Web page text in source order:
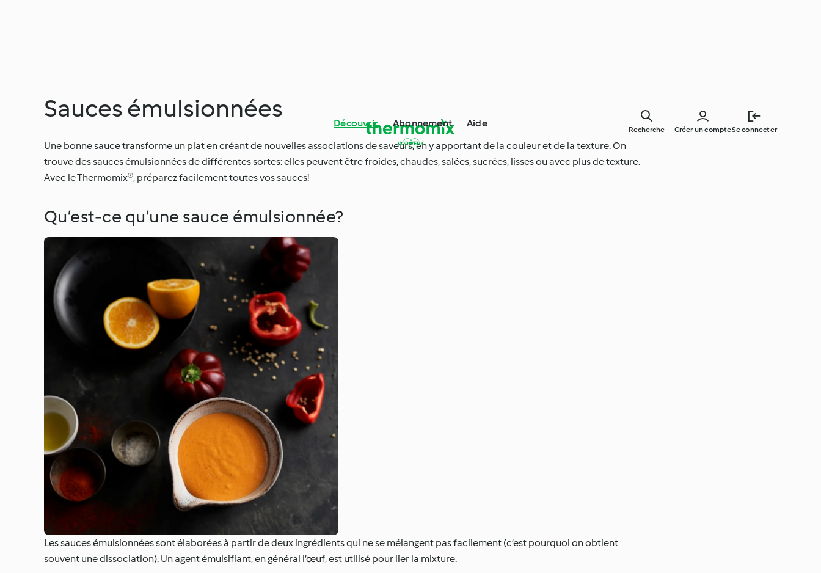
Découvrir Abonnement Aide
Créer un compteSe connecter
Recherche
Sauces émulsionnées
Une bonne sauce transforme un plat en créant de nouvelles associations de saveurs, en y apportant de la couleur et de la texture. On
trouve des sauces émulsionnées de différentes sortes: elles peuvent être froides, chaudes, salées, sucrées, lisses ou avec plus de texture.
Avec le Thermomix®, préparez facilement toutes vos sauces!
Qu’est-ce qu’une sauce émulsionnée?
Les sauces émulsionnées sont élaborées à partir de deux ingrédients qui ne se mélangent pas facilement (c’est pourquoi on obtient
souvent une dissociation). Un agent émulsifiant, en général l’œuf, est utilisé pour lier la mixture.